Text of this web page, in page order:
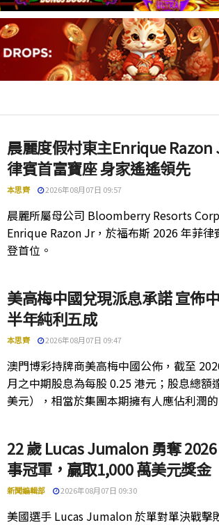
晨麗度假村東主Enrique Razon
律賓首富寶座 身家遙遙領先
本思齊 2026年08月07日 09:57
晨麗所屬母公司 Bloomberry Resorts
Enrique Razon Jr，於福布斯 2026 年菲律
登首位。
美高梅中國兌現派息承諾 宣佈
半年純利五成
本思齊 2026年08月07日 09:47
澳門博彩持牌商美高梅中國公佈，截至
月之中期股息為每股 0.25 港元；股息總額
美元），相當於集團本期擁有人應佔利潤
22 歲 Lucas Jumalon 勇奪
事冠軍，贏取1,000 萬美元獎金
新聞編輯部 2026年08月07日 09:30
美國選手 Lucas Jumalon 於單對單決戰擊